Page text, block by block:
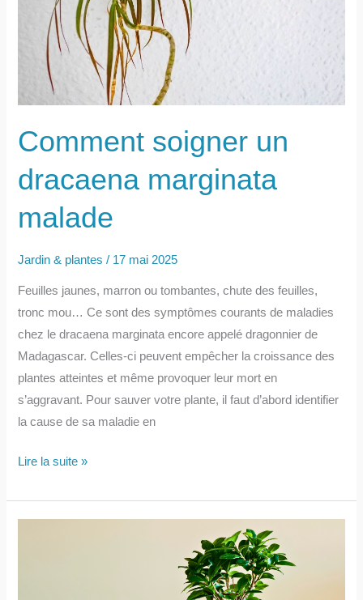
Comment soigner un
dracaena marginata
malade
Jardin & plantes / 17 mai 2025
Feuilles jaunes, marron ou tombantes, chute des feuilles,
tronc mou… Ce sont des symptômes courants de maladies
chez le dracaena marginata encore appelé dragonnier de
Madagascar. Celles-ci peuvent empêcher la croissance des
plantes atteintes et même provoquer leur mort en
s’aggravant. Pour sauver votre plante, il faut d’abord identifier
la cause de sa maladie en
Comment
un
Lire la suite »